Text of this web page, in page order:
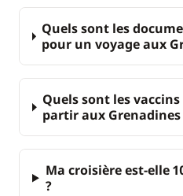
baladerez près du cratère,
d'eau (environ 3h30).
JOUR 11 : Sainte-Anne -
Petit-déjeuner à bord et
débarquer au port du
Quels sont les
pour un voyage aux
Quels sont les
partir aux Grenadines
Ma croisière est-elle
?